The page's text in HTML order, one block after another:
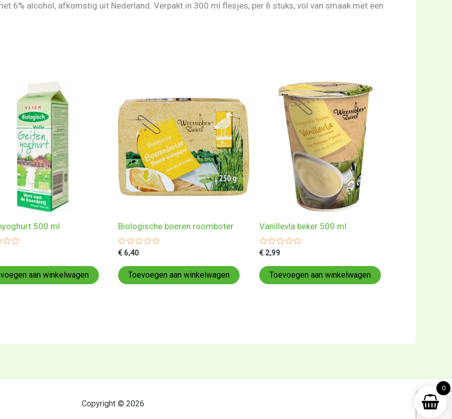
6% alcohol, afkomstig uit Nederland. Verpakt in 300 ml flesjes, per 6 stuks, vol van smaak met een
500 ml
aan winkelwagen
Biologische boeren roomboter
Gewaardeerd
uit
5
€ 6,40
Toevoegen aan winkelwagen
Vanillevla beker 500 ml
Gewaardeerd
uit
5
€2,99
Toevoegen aan winkelwagen
Copyright © 2026
0